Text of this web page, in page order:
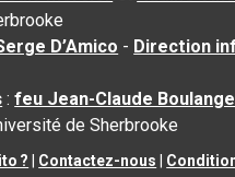
D’Amico - Direction
:feu Jean-Claude
de Sherbrooke
? Contactez-nous